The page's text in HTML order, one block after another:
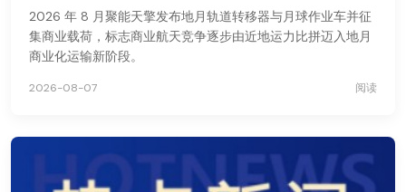
2026 年 8 月聚能天擎发布地月轨道转移器与月球作业车并征
集商业载荷，标志商业航天竞争逐步由近地运力比拼迈入地月
商业化运输新阶段。
2026-08-07 阅读